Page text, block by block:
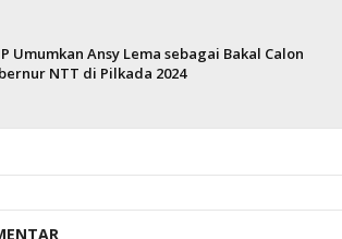
Umumkan Ansy Lema sebagai Bakal Calon
NTT di Pilkada 2024